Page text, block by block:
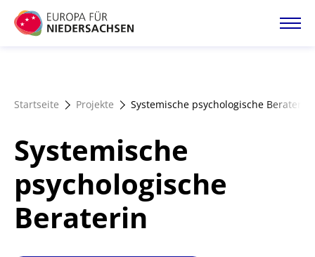
Direkt
zum
Förderangebote
Magazin
Startseite Projekte Systemische psychologische Beraterin
Systemische
psychologische
Beraterin